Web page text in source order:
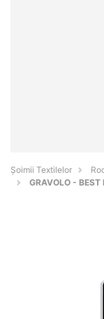
Șoimii Textilelor
GRAVOLO - BEST